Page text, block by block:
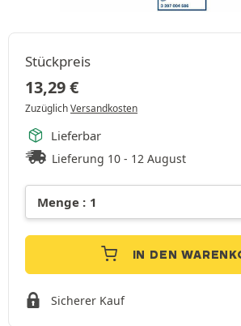
Stückpreis
13,29€
ZuzüglichVersandkosten
Lieferbar
Lieferung 10 - 12 August
IN DEN
Sicherer Kauf